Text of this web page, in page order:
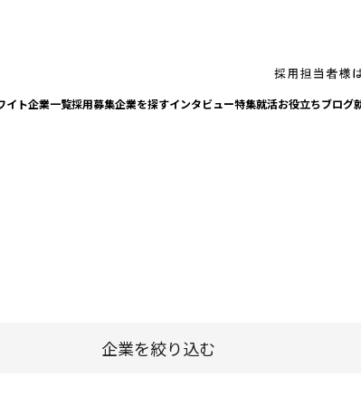
イト企業一覧採⽤募集企業を探すインタビュー特集就活お役⽴ちブログ
企業を絞り込む